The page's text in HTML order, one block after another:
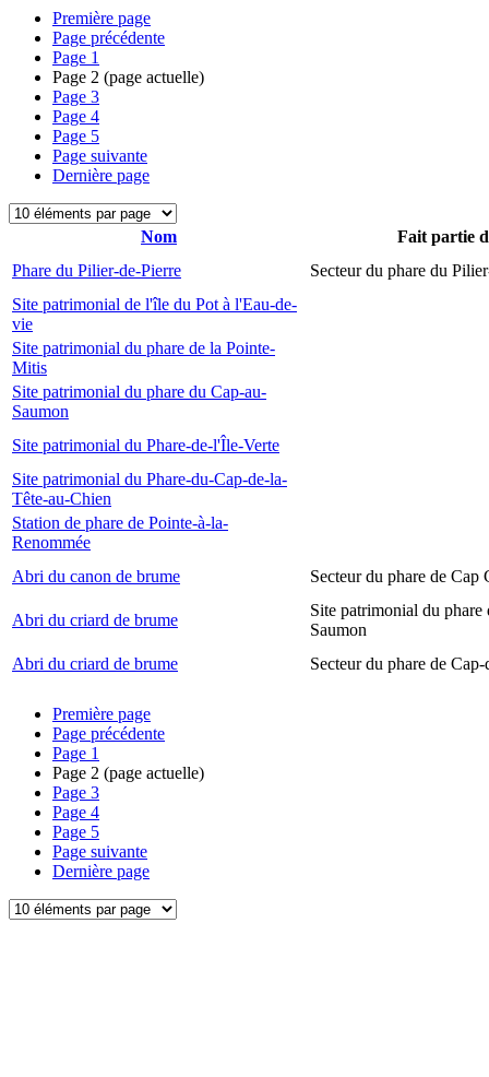
Première page
Page précédente
Page 1
Page 2 (page actuelle)
Page 3
Page 4
Page 5
Page suivante
Dernière page
Nom
Fait partie
Phare du Pilier-de-Pierre
Secteur du phare du
Site patrimonial de l'île du Pot à l'Eau-de-
vie
Site patrimonial du phare de la Pointe-
Mitis
Site patrimonial du phare du Cap-au-
Saumon
Site patrimonial du Phare-de-l'Île-Verte
Site patrimonial du Phare-du-Cap-de-la-
Tête-au-Chien
Station de phare de Pointe-à-la-
Renommée
Abri du canon de brume
Secteur du phare de Cap
Abri du criard de brume
Site patrimonial du phare
Saumon
Abri du criard de brume
Secteur du phare de Cap-
Première page
Page précédente
Page 1
Page 2 (page actuelle)
Page 3
Page 4
Page 5
Page suivante
Dernière page